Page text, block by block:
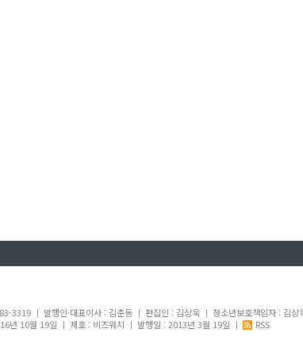
ㅣ 발행인·대표이사 : 김춘동 ㅣ 편집인 : 김상욱 ㅣ 청소년보호책임자 : 김상
10월 19일 ㅣ 제호 : 비즈워치 ㅣ 발행일 : 2013년 3월 19일 ㅣ
RSS